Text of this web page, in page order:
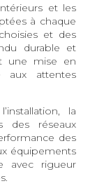
et les
à chaque
et des
durable et
une mise en
attentes
la
des réseaux
des
équipements
avec rigueur